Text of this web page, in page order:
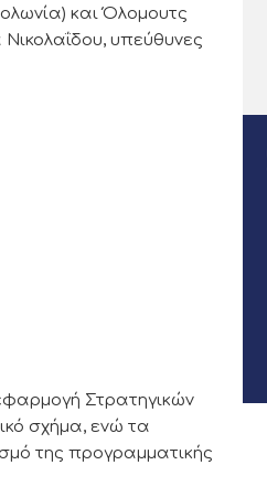
και Όλομουτς
υπεύθυνες
Στρατηγικών
σχήμα, ενώ τα
της προγραμματικής